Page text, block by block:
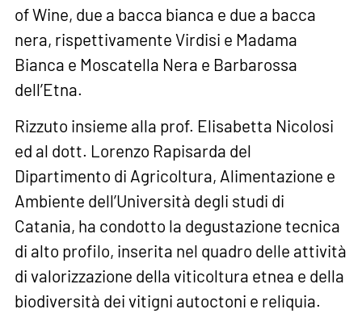
of Wine, due a bacca bianca e due a bacca
nera, rispettivamente Virdisi e Madama
Bianca e Moscatella Nera e Barbarossa
dell’Etna.
Rizzuto insieme alla prof. Elisabetta Nicolosi
ed al dott. Lorenzo Rapisarda del
Dipartimento di Agricoltura, Alimentazione e
Ambiente dell’Università degli studi di
Catania, ha condotto la degustazione tecnica
di alto profilo, inserita nel quadro delle attività
di valorizzazione della viticoltura etnea e della
biodiversità dei vitigni autoctoni e reliquia.